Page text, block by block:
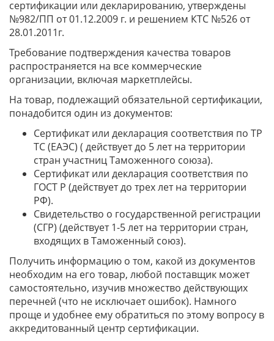
сертификации или декларированию, утверждены
№982/ПП от 01.12.2009 г. и решением КТС №526 от
28.01.2011г.
Требование подтверждения качества товаров
распространяется на все коммерческие
организации, включая маркетплейсы.
На товар, подлежащий обязательной сертификации,
понадобится один из документов:
Сертификат или декларация соответствия по ТР
ТС (ЕАЭС) ( действует до 5 лет на территории
стран участниц Таможенного союза).
Сертификат или декларация соответствия по
ГОСТ Р (действует до трех лет на территории
РФ).
Свидетельство о государственной регистрации
(СГР) (действует 1-5 лет на территории стран,
входящих в Таможенный союз).
Получить информацию о том, какой из документов
необходим на его товар, любой поставщик может
самостоятельно, изучив множество действующих
перечней (что не исключает ошибок). Намного
проще и удобнее ему обратиться по этому вопросу в
аккредитованный центр сертификации.